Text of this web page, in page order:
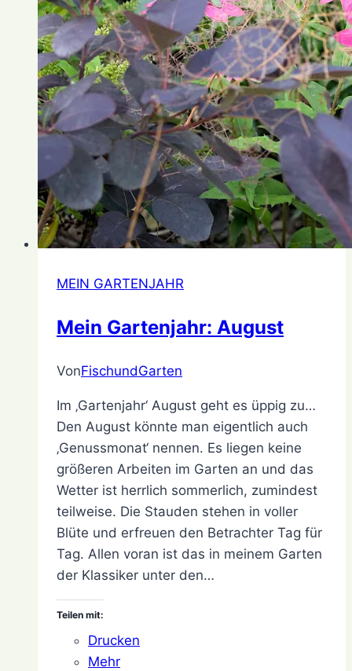
MEIN GARTENJAHR
Mein Gartenjahr: August
VonFischundGarten
202126.
Dezember
2021
Im ‚Gartenjahr‘ August geht es üppig zu…
Den August könnte man eigentlich auch
‚Genussmonat‘ nennen. Es liegen keine
größeren Arbeiten im Garten an und das
Wetter ist herrlich sommerlich, zumindest
teilweise. Die Stauden stehen in voller
Blüte und erfreuen den Betrachter Tag für
Tag. Allen voran ist das in meinem Garten
der Klassiker unter den…
Teilen mit:
Drucken
Mehr